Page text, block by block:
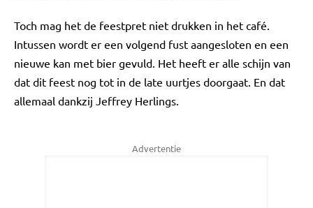
Toch mag het de feestpret niet drukken in het café.
Intussen wordt er een volgend fust aangesloten en een
nieuwe kan met bier gevuld. Het heeft er alle schijn van
dat dit feest nog tot in de late uurtjes doorgaat. En dat
allemaal dankzij Jeffrey Herlings.
Advertentie